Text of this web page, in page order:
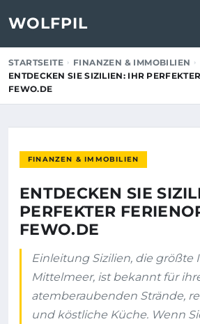
WOLFPIL
STARTSEITE
FINANZEN & IMMOBILIEN
ENTDECKEN SIE SIZILIEN: IHR
FEWO.DE
FINANZEN & IMMOBILIEN
ENTDECKEN SIE
PERFEKTER
FEWO.DE
Einleitung Sizilien, die größte
Mittelmeer, ist bekannt für
atemberaubenden Strände,
und köstliche Küche. Wenn